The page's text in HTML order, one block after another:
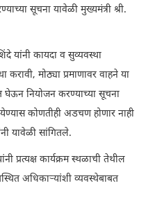
सूचना यावेळी मुख्यमंत्री श्री.
यांनी कायदा व सुव्यवस्था
करावी, मोठ्या प्रमाणावर वाहने या
घेऊन नियोजन करण्याच्या सूचना
येण्यास कोणतीही अडचण होणार नाही
यावेळी सांगितले.
प्रत्यक्ष कार्यक्रम स्थळाची तेथील
अधिकाऱ्यांशी व्यवस्थेबाबत